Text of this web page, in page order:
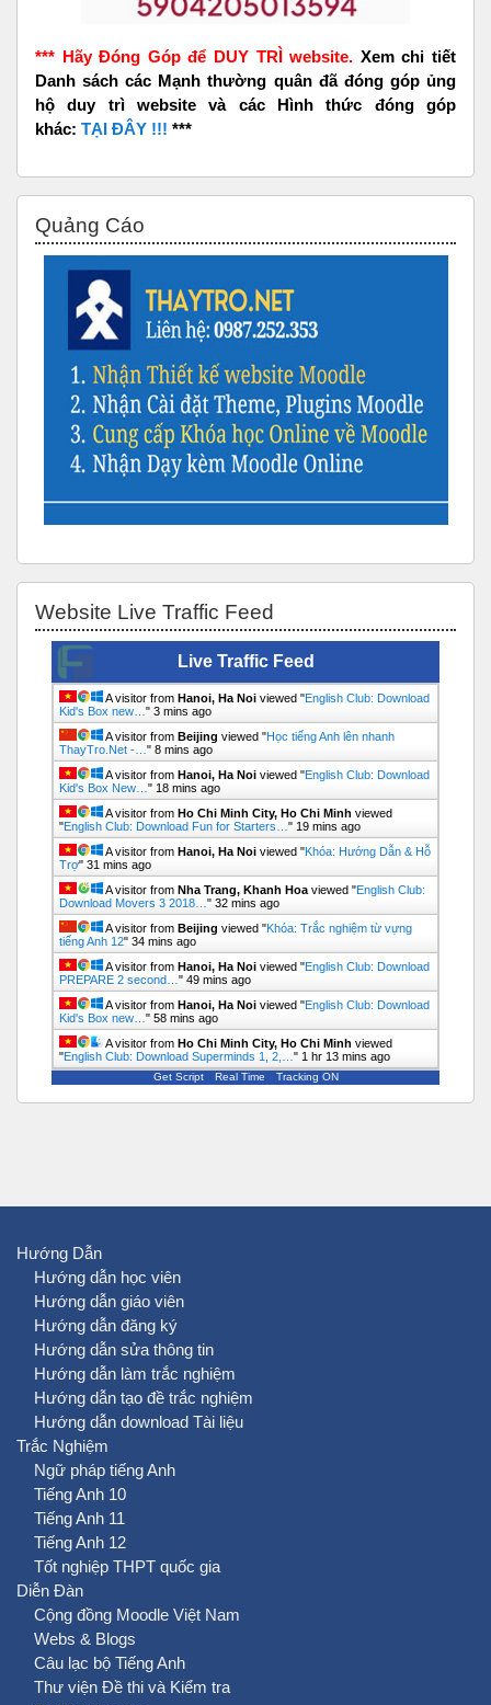
*** Hãy Đóng Góp để DUY TRÌ website. Xem chi tiết
Danh sách các Mạnh thường quân đã đóng góp ủng
hộ duy trì website và các Hình thức đóng góp
khác: TẠI ĐÂY !!! ***
Quảng Cáo
Website Live Traffic Feed
Live Traffic Feed
A visitor from Hanoi, Ha Noi viewed "English Club: Download
Kid's Box new… " 3 mins ago
A visitor from Beijing viewed "Học tiếng Anh lên nhanh
ThayTro.Net -… " 8 mins ago
A visitor from Hanoi, Ha Noi viewed "English Club: Download
Kid's Box New… " 18 mins ago
A visitor from Ho Chi Minh City, Ho Chi Minh viewed
"English Club: Download Fun for Starters… " 19 mins ago
A visitor from Hanoi, Ha Noi viewed "Khóa: Hướng Dẫn & Hỗ
Trợ" 31 mins ago
A visitor from Nha Trang, Khanh Hoa viewed "English Club:
Download Movers 3 2018… " 32 mins ago
A visitor from Beijing viewed "Khóa: Trắc nghiệm từ vựng
tiếng Anh 12" 34 mins ago
A visitor from Hanoi, Ha Noi viewed "English Club: Download
PREPARE 2 second… " 49 mins ago
A visitor from Hanoi, Ha Noi viewed "English Club: Download
Kid's Box new… " 58 mins ago
A visitor from Ho Chi Minh City, Ho Chi Minh viewed
"English Club: Download Superminds 1, 2,… " 1 hr 13 mins ago
Get Script Real Time Tracking ON
Hướng Dẫn
Hướng dẫn học viên
Hướng dẫn giáo viên
Hướng dẫn đăng ký
Hướng dẫn sửa thông tin
Hướng dẫn làm trắc nghiệm
Hướng dẫn tạo đề trắc nghiệm
Hướng dẫn download Tài liệu
Trắc Nghiệm
Ngữ pháp tiếng Anh
Tiếng Anh 10
Tiếng Anh 11
Tiếng Anh 12
Tốt nghiệp THPT quốc gia
Diễn Đàn
Cộng đồng Moodle Việt Nam
Webs & Blogs
Câu lạc bộ Tiếng Anh
Thư viện Đề thi và Kiểm tra